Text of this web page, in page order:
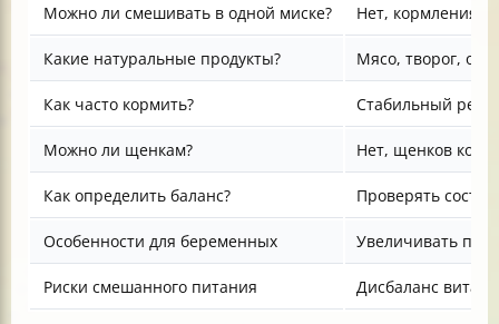
Можно ли смешивать в одной миске? Нет, кормления
Какие натуральные продукты? Мясо, творог,
Как часто кормить? Стабильный
Можно ли щенкам? Нет, щенков
Как определить баланс? Проверять
Особенности для беременных Увеличивать
Риски смешанного питания Дисбаланс